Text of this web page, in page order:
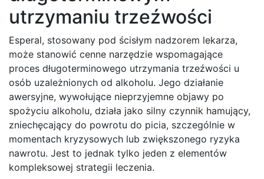
utrzymaniu trzeźwości
Esperal, stosowany pod ścisłym nadzorem lekarza,
może stanowić cenne narzędzie wspomagające
proces długoterminowego utrzymania trzeźwości u
osób uzależnionych od alkoholu. Jego działanie
awersyjne, wywołujące nieprzyjemne objawy po
spożyciu alkoholu, działa jako silny czynnik hamujący,
zniechęcający do powrotu do picia, szczególnie w
momentach kryzysowych lub zwiększonego ryzyka
nawrotu. Jest to jednak tylko jeden z elementów
kompleksowej strategii leczenia.